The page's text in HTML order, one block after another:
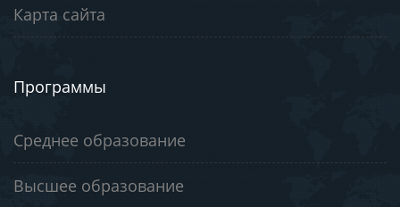
Карта сайта
Программы
Среднее образование
Высшее образование